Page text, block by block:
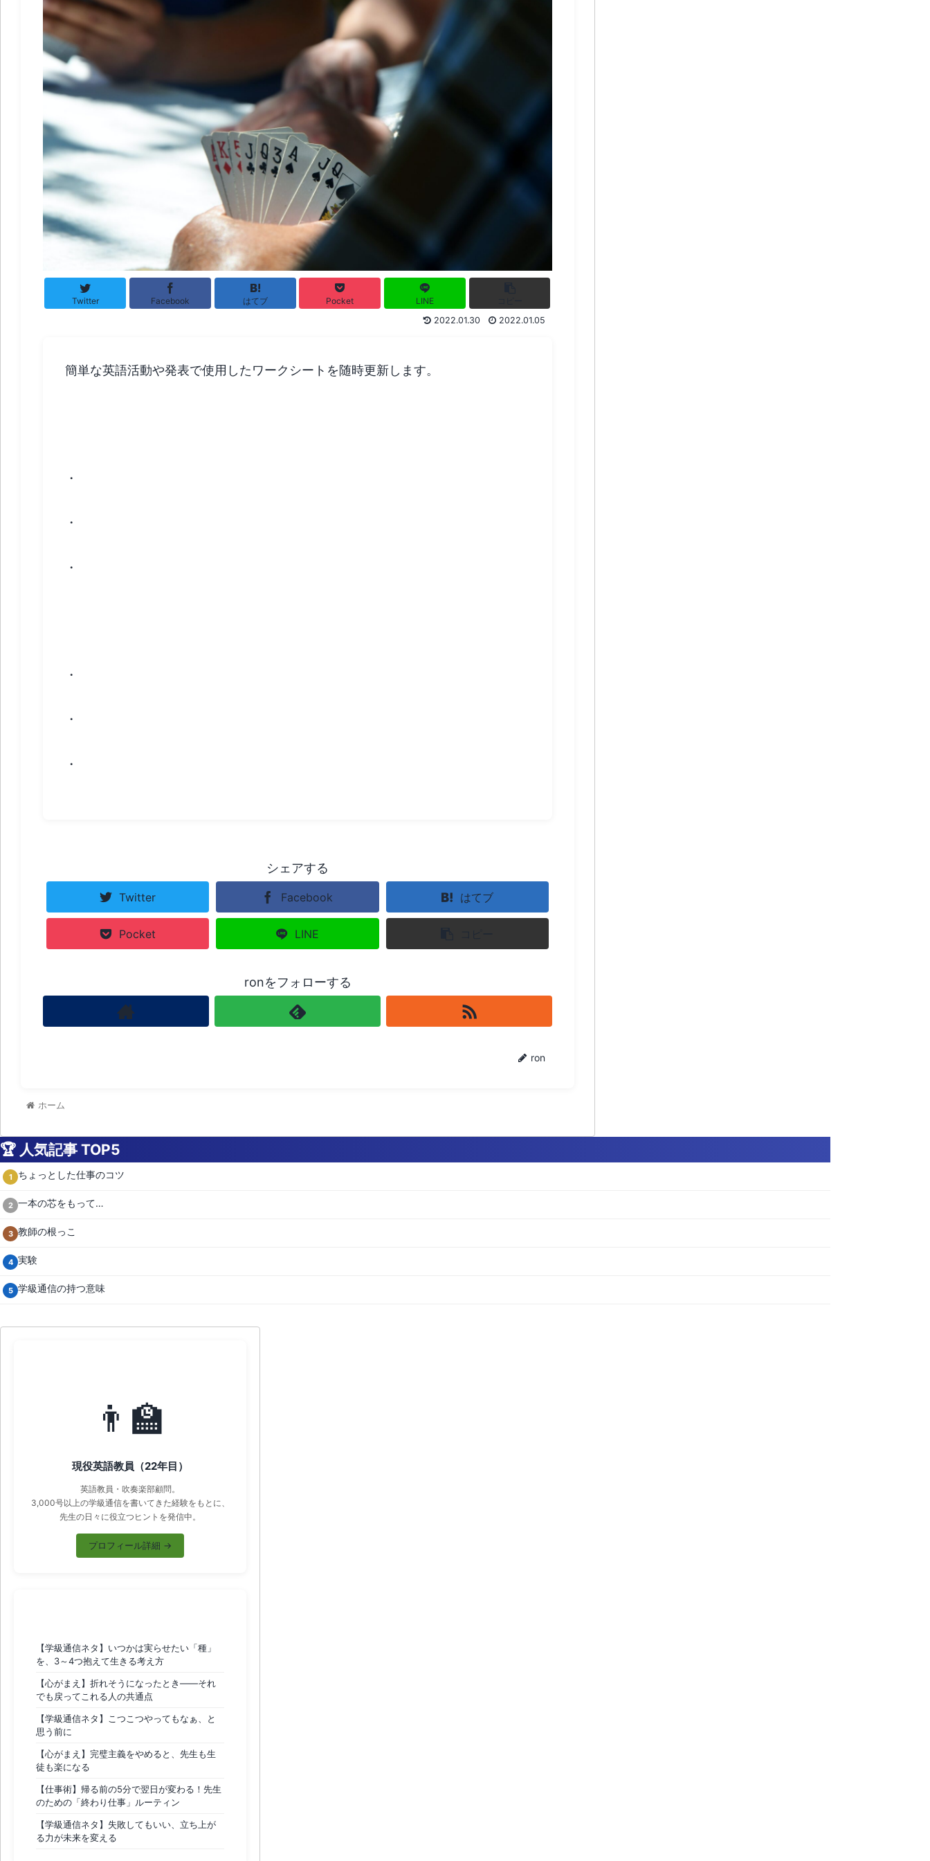
Twitter Facebook はてブ Pocket LINE
2022.01.30
2022.01.05
簡単な英語活動や発表で使用したワークシートを随時更新します。
・
・
・
・
・
・
シェアする
Twitter Facebook はてブ
Pocket LINE
ronをフォローする
ron
ホーム
🏆 人気記事 TOP5
1 ちょっとした仕事のコツ
2 一本の芯をもって…
3 教師の根っこ
4 実験
5 学級通信の持つ意味
👨‍🏫
現役英語教員（22年目）
英語教員・吹奏楽部顧問。
3,000号以上の学級通信を書いてきた経験をもとに、
先生の日々に役立つヒントを発信中。
プロフィール詳細 →
【学級通信ネタ】いつかは実らせたい「種」
を、3～4つ抱えて生きる考え方
【心がまえ】折れそうになったとき——それ
でも戻ってこれる人の共通点
【学級通信ネタ】こつこつやってもなぁ、と
思う前に
【心がまえ】完璧主義をやめると、先生も生
徒も楽になる
【仕事術】帰る前の5分で翌日が変わる！先生
のための「終わり仕事」ルーティン
【学級通信ネタ】失敗してもいい、立ち上が
る力が未来を変える